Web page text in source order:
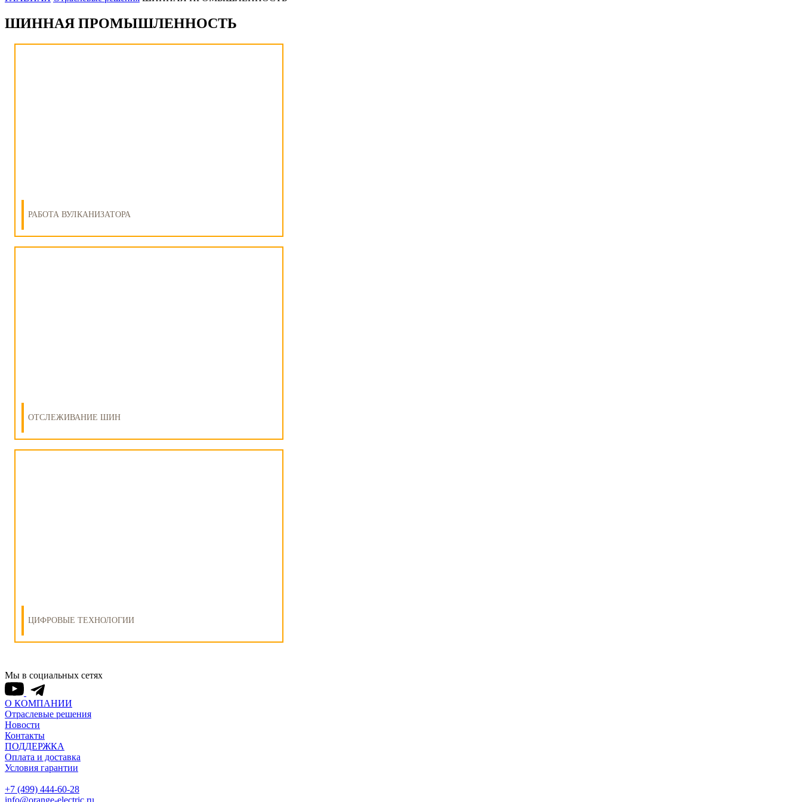
ШИННАЯ ПРОМЫШЛЕННОСТЬ
РАБОТА ВУЛКАНИЗАТОРА
ОТСЛЕЖИВАНИЕ ШИН
ЦИФРОВЫЕ ТЕХНОЛОГИИ
Мы в социальных сетях
О КОМПАНИИ
Отраслевые решения
Новости
Контакты
ПОДДЕРЖКА
Оплата и доставка
Условия гарантии
+7 (499) 444-60-28
info@orange-electric.ru